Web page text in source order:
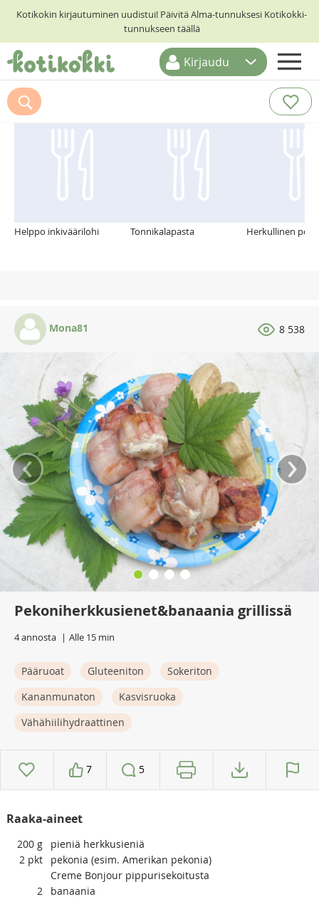
Kotikokin kirjautuminen uudistui! Päivitä Alma-tunnuksesi Kotikokki-
tunnukseen täällä
ETUSIVU
RESEPTIHAKU
Kirjaudu
Suosittelemme myös
Helppo inkiväärilohi Tonnikalapasta Herkullinen
Mona81 8 538
‹ ›
Pekoniherkkusienet&banaania grillissä
4 annosta Alle 15 min
Pääruoat Gluteeniton
Sokeriton
Kananmunaton
Kasvisruoka
Vähähiilihydraattinen
7 5
Raaka-aineet
200 g
pieniä herkkusieniä
2 pkt
pekonia (esim. Amerikan pekonia)
Creme Bonjour pippurisekoitusta
2
banaania